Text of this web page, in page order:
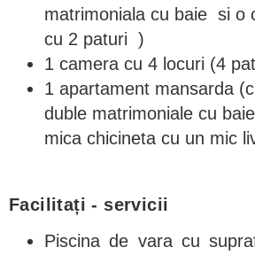
matrimoniala cu baie si o
cu 2 paturi )
1 camera cu 4 locuri (4
1 apartament mansarda
duble matrimoniale cu
mica chicineta cu un mic
Facilitați - servicii
Piscina de vara cu